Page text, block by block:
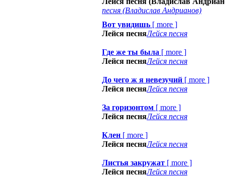
песня (Владислав Андрианов)
Вот увидишь [ more ]
Лейся песняЛейся песня
Где же ты была [ more ]
Лейся песняЛейся песня
До чего ж я невезучий [ more ]
Лейся песняЛейся песня
За горизонтом [ more ]
Лейся песняЛейся песня
Клен [ more ]
Лейся песняЛейся песня
Листья закружат [ more ]
Лейся песняЛейся песня